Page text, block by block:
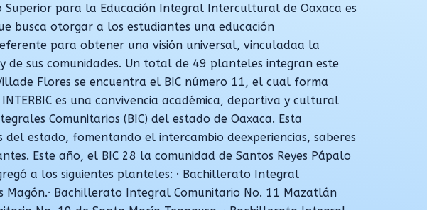
Superior para la Educación Integral Intercultural de Oaxaca es
busca otorgar a los estudiantes una educación
para obtener una visión universal, vinculadaa la
de sus comunidades. Un total de 49 planteles integran este
Flores se encuentra el BIC número 11, el cual forma
es una convivencia académica, deportiva y cultural
Comunitarios (BIC) del estado de Oaxaca. Esta
estado, fomentando el intercambio deexperiencias, saberes
Este año, el BIC 28 la comunidad de Santos Reyes Pápalo
a los siguientes planteles: · Bachillerato Integral
Magón.· Bachillerato Integral Comunitario No. 11 Mazatlán